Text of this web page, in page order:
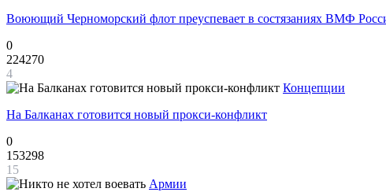
Воюющий Черноморский флот преуспевает в состязаниях ВМФ
0
224270
4
Концепции
На Балканах готовится новый прокси-конфликт
0
153298
15
Армии